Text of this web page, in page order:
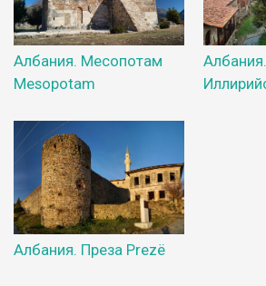
Албания. Месопотам
Mesopotam
Албания. Преза Prezё